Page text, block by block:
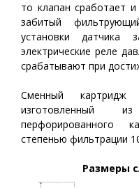
то клапан сработает
забитый
установки датчика
электрические реле
срабатывают при
Сменный картридж
изготовленный
перфорированного
степенью фильтрации
Размеры